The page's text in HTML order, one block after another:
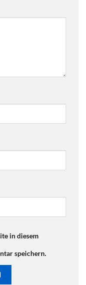
in diesem
speichern.